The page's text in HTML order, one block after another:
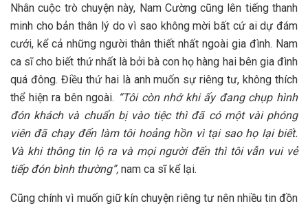
Nhân cuộc trò chuyện này, Nam Cường cũng lên tiếng thanh
minh cho bản thân lý do vì sao không mời bất cứ ai dự đám
cưới, kể cả những người thân thiết nhất ngoài gia đình. Nam
ca sĩ cho biết thứ nhất là bởi bà con họ hàng hai bên gia đình
quá đông. Điều thứ hai là anh muốn sự riêng tư, không thích
thể hiện ra bên ngoài. “Tôi còn nhớ khi ấy đang chụp hình
đón khách và chuẩn bị vào tiệc thì đã có một vài phóng
viên đã chạy đến làm tôi hoảng hồn vì tại sao họ lại biết.
Và khi thông tin lộ ra và mọi người đến thì tôi vẫn vui vẻ
tiếp đón bình thường”, nam ca sĩ kể lại.
Cũng chính vì muốn giữ kín chuyện riêng tư nên nhiều tin đồn